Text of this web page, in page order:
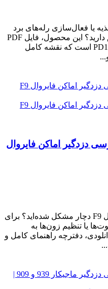
یا فعال‌سازی رله‌های برد
توزیع Silex PD14 نیاز به نقشه دقیق دارید؟ این محصول، فایل PDF
کاتالوگ و راهنمای نصب سایلکس PD14 است که نقشه کامل
دزدگیر اماکن فایروال
آیا در تنظیمات دزدگیر اماکن فایروال F9 دچار مشکل شده‌اید؟ برای
یا تنظیم زون‌ها به
دفترچه راهنمای کامل و